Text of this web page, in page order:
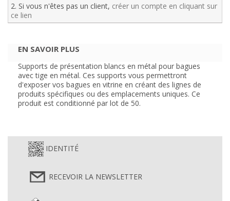
2. Si vous n'êtes pas un client, créer un compte en cliquant sur
ce lien
EN SAVOIR PLUS
Supports de présentation blancs en métal pour bagues
avec tige en métal. Ces supports vous permettront
d'exposer vos bagues en vitrine en créant des lignes de
produits spécifiques ou des emplacements uniques. Ce
produit est conditionné par lot de 50.
IDENTITÉ
RECEVOIR LA NEWSLETTER